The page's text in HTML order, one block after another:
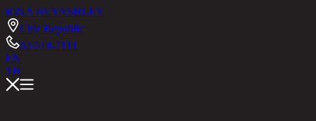
RINA HEYASHLEY
Chic Republic
02-514-7111
EN
TH